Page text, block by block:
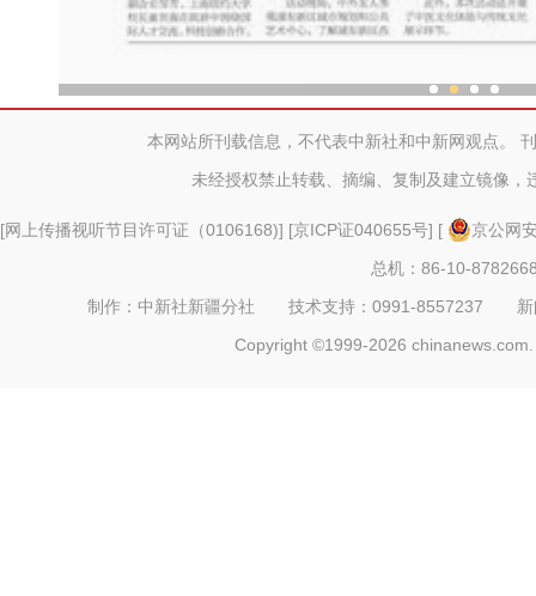
本网站所刊载信息，不代表中新社和中新网观点。
未经授权禁止转载、摘编、复制及建立镜像，
[网上传播视听节目许可证（0106168)] [京ICP证040655号] [
京公网
总机：86-10-
制作：中新社新疆分社 技术支持：0991-8557237
Copyright ©1999-2026